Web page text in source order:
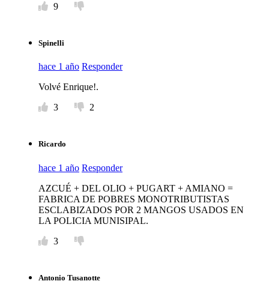
9
Spinelli
hace 1 año Responder
Volvé Enrique!.
3
2
Ricardo
hace 1 año Responder
AZCUÉ + DEL OLIO + PUGART + AMIANO =
FABRICA DE POBRES MONOTRIBUTISTAS
ESCLABIZADOS POR 2 MANGOS USADOS EN
LA POLICIA MUNISIPAL.
3
Antonio Tusanotte